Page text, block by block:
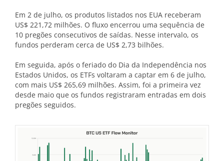
Em 2 de julho, os produtos listados nos EUA receberam
US$ 221,72 milhões. O fluxo encerrou uma sequência de
10 pregões consecutivos de saídas. Nesse intervalo, os
fundos perderam cerca de US$ 2,73 bilhões.
Em seguida, após o feriado do Dia da Independência nos
Estados Unidos, os ETFs voltaram a captar em 6 de julho,
com mais US$ 265,69 milhões. Assim, foi a primeira vez
desde maio que os fundos registraram entradas em dois
pregões seguidos.